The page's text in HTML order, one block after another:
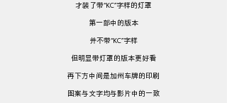
才装了带“KC”字样的灯罩
第一部中的版本
并不带“KC”字样
但明显带灯罩的版本更好看
再下方中间是加州车牌的印刷
图案与文字均与影片中的一致